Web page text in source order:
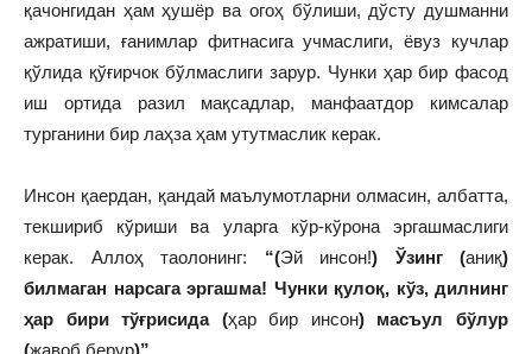
қачонгидан ҳам ҳушёр ва огоҳ бўлиши, дўсту душманни
ажратиши, ғанимлар фитнасига учмаслиги, ёвуз кучлар
қўлида қўғирчок бўлмаслиги зарур. Чунки ҳар бир фасод
иш ортида разил мақсадлар, манфаатдор кимсалар
турганини бир лаҳза ҳам утутмаслик керак.
Инсон қаердан, қандай маълумотларни олмасин, албатта,
текшириб кўриши ва уларга кўр-кўрона эргашмаслиги
керак. Аллоҳ таолонинг: “(Эй инсон!) Ўзинг (аниқ)
билмаган нарсага эргашма! Чунки қулоқ, кўз, дилнинг
ҳар бири тўғрисида (ҳар бир инсон) масъул бўлур